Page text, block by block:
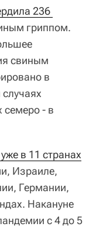
236
гриппом.
свиным
в
семеро - в
в 11 странах
Израиле,
Германии,
Накануне
с 4 до 5